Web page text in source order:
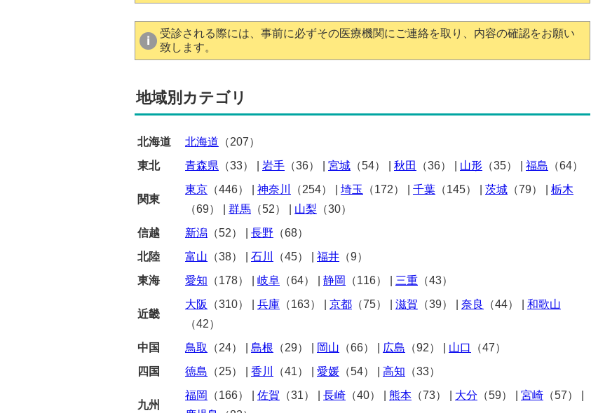
受診される際には、事前に必ずその医療機関にご連絡を取り、内容の確認をお願い
致します。
地域別カテゴリ
北海道 北海道 （207）
東北
青森県 （33） 岩手 （36） 宮城 （54） 秋田 （36） 山形 （35） 福島 （64）
関東
東京 （446） 神奈川 （254） 埼玉 （172） 千葉 （145） 茨城 （79）
栃木
（69）
群馬 （52） 山梨 （30）
信越
新潟 （52） 長野 （68）
北陸
富山 （38） 石川 （45） 福井 （9）
東海
愛知 （178） 岐阜 （64） 静岡 （116） 三重 （43）
近畿
大阪 （310） 兵庫 （163） 京都 （75） 滋賀 （39） 奈良 （44）
和歌山
（42）
中国
鳥取 （24） 島根 （29） 岡山 （66） 広島 （92） 山口
（47）
四国
徳島 （25） 香川 （41） 愛媛 （54） 高知 （33）
九州
福岡 （166） 佐賀 （31） 長崎 （40） 熊本 （73） 大分 （59） 宮崎 （57）